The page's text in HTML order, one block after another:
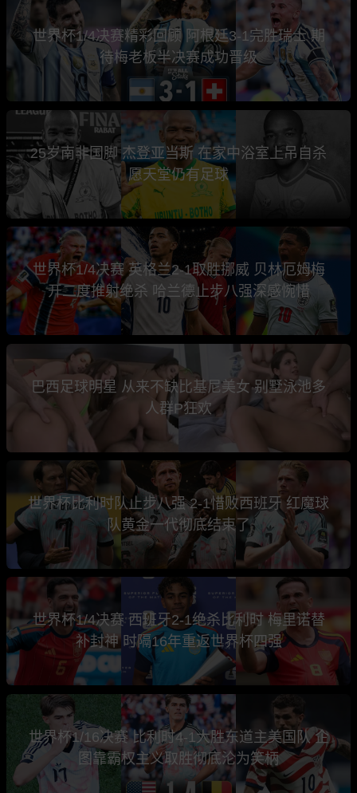
世界杯1/4决赛精彩回顾 阿根廷3-1完胜瑞士 期
待梅老板半决赛成功晋级
25岁南非国脚 杰登亚当斯 在家中浴室上吊自杀
愿天堂仍有足球
世界杯1/4决赛 英格兰2-1取胜挪威 贝林厄姆梅
开二度推射绝杀 哈兰德止步八强深感惋惜
巴西足球明星 从来不缺比基尼美女 别墅泳池多
人群P狂欢
世界杯比利时队止步八强 2-1惜败西班牙 红魔球
队黄金一代彻底结束了
世界杯1/4决赛 西班牙2-1绝杀比利时 梅里诺替
补封神 时隔16年重返世界杯四强
世界杯1/16决赛 比利时4-1大胜东道主美国队 企
图靠霸权主义取胜彻底沦为笑柄